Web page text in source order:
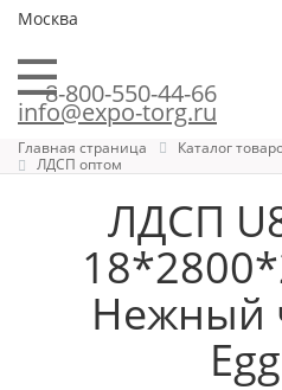
Москва
8-800-550-44-66
info@expo-torg.ru
Главная страница Каталог
ЛДСП оптом
ЛДСП
Нежный